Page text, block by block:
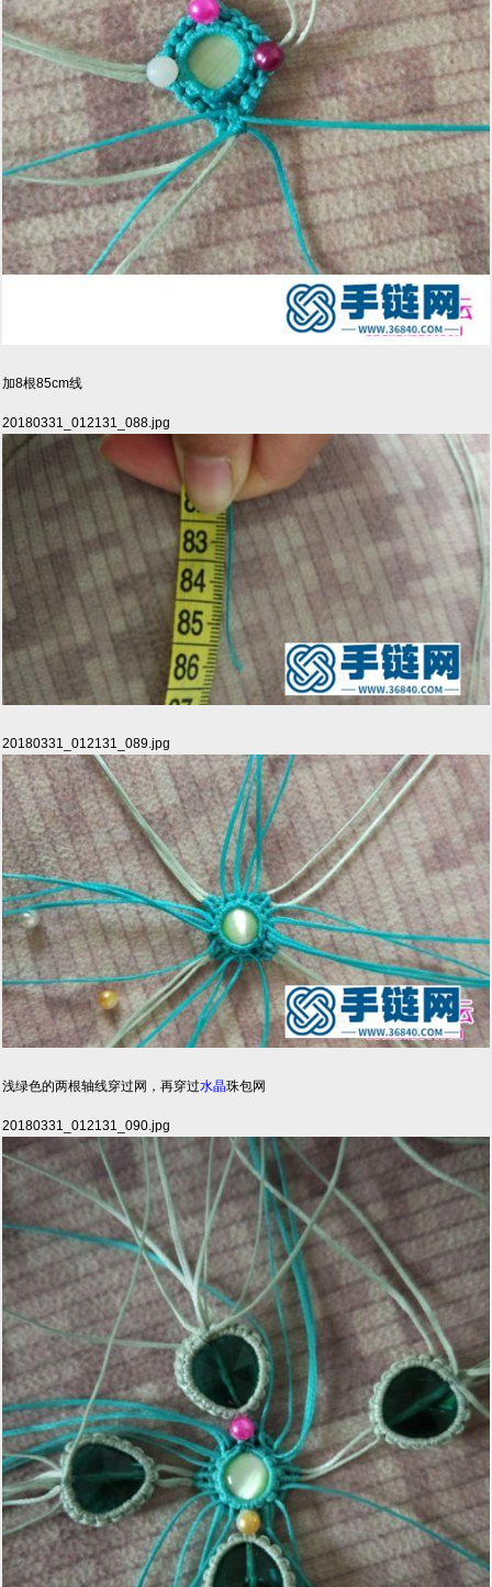
加8根85cm线
20180331_012131_088.jpg
20180331_012131_089.jpg
浅绿色的两根轴线穿过网，再穿过水晶珠包网
20180331_012131_090.jpg